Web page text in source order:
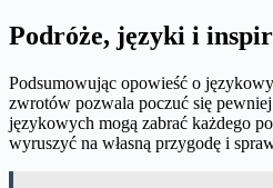
Podróże, języki i
Podsumowując opowieść o
zwrotów pozwala poczuć się
językowych mogą zabrać każdego
wyruszyć na własną przygodę i